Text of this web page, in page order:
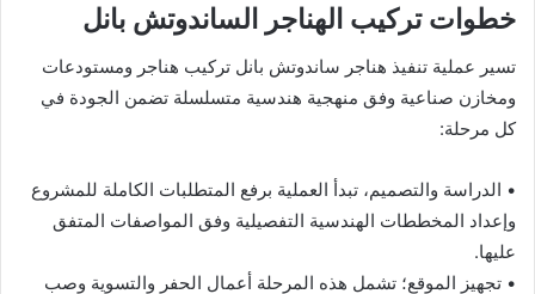
خطوات تركيب الهناجر الساندوتش بانل
تسير عملية تنفيذ هناجر ساندوتش بانل تركيب هناجر ومستودعات
ومخازن صناعية وفق منهجية هندسية متسلسلة تضمن الجودة في
كل مرحلة:
• الدراسة والتصميم، تبدأ العملية برفع المتطلبات الكاملة للمشروع
وإعداد المخططات الهندسية التفصيلية وفق المواصفات المتفق
عليها.
• تجهيز الموقع؛ تشمل هذه المرحلة أعمال الحفر والتسوية وصب